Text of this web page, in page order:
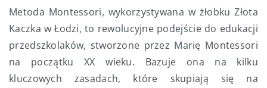
Metoda Montessori, wykorzystywana w żłobku Złota
Kaczka w Łodzi, to rewolucyjne podejście do edukacji
przedszkolaków, stworzone przez Marię Montessori
na początku XX wieku. Bazuje ona na kilku
kluczowych zasadach, które skupiają się na